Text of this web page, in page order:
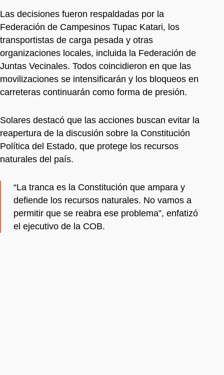
Las decisiones fueron respaldadas por la
Federación de Campesinos Tupac Katari, los
transportistas de carga pesada y otras
organizaciones locales, incluida la Federación de
Juntas Vecinales. Todos coincidieron en que las
movilizaciones se intensificarán y los bloqueos en
carreteras continuarán como forma de presión.
Solares destacó que las acciones buscan evitar la
reapertura de la discusión sobre la Constitución
Política del Estado, que protege los recursos
naturales del país.
“La tranca es la Constitución que ampara y
defiende los recursos naturales. No vamos a
permitir que se reabra ese problema”, enfatizó
el ejecutivo de la COB.